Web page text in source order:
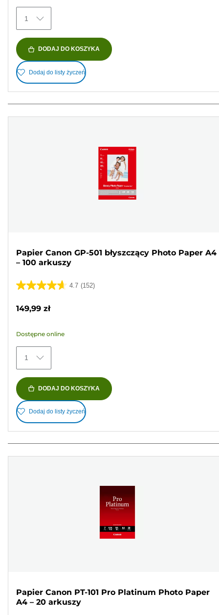
1
DODAJ DO KOSZYKA
Dodaj do listy życzeń
Papier Canon GP-501 błyszczący Photo Paper A4
– 100 arkuszy
4.7 (152)
4.7
5
152
Recenzji
149,99 zł
Dostępne online
1
DODAJ DO KOSZYKA
Dodaj do listy życzeń
Papier Canon PT-101 Pro Platinum Photo Paper
A4 – 20 arkuszy